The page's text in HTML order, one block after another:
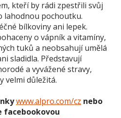
kteří by rádi zpestřili svůj
lahodnou pochoutku.
bílkoviny ani lepek.
o vápník a vitamíny,
tuků a neobsahují umělá
sladidla. Představují
a vyvážené stravy,
velmi důležitá.
www.alpro.com/cz nebo
facebookovou